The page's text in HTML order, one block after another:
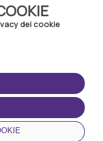
dei cookie
L'APP